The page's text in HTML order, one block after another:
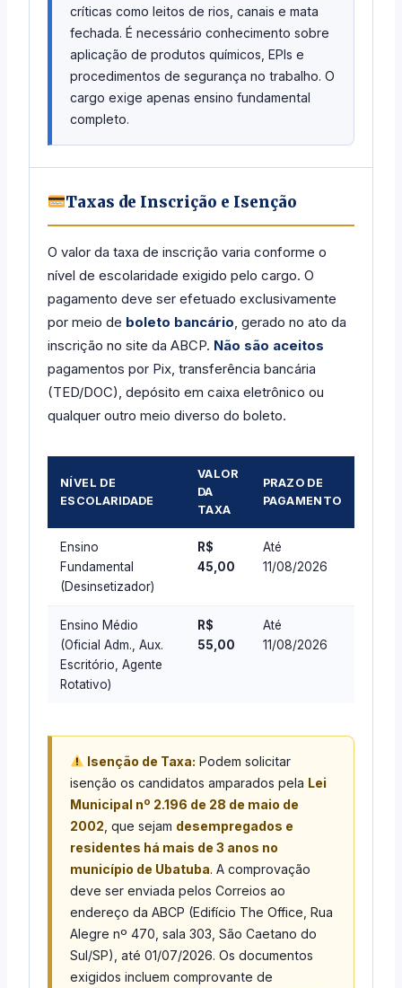
críticas como leitos de rios, canais e mata
fechada. É necessário conhecimento sobre
aplicação de produtos químicos, EPIs e
procedimentos de segurança no trabalho. O
cargo exige apenas ensino fundamental
completo.
Taxas de Inscrição e Isenção
O valor da taxa de inscrição varia conforme o
nível de escolaridade exigido pelo cargo. O
pagamento deve ser efetuado exclusivamente
por meio de boleto bancário, gerado no ato da
inscrição no site da ABCP. Não são aceitos
pagamentos por Pix, transferência bancária
(TED/DOC), depósito em caixa eletrônico ou
qualquer outro meio diverso do boleto.
NÍVEL DE
ESCOLARIDADE
VALOR
DA
TAXA
PRAZO DE
PAGAMENTO
Ensino
Fundamental
(Desinsetizador)
R$
45,00
Até
11/08/2026
Ensino Médio
(Oficial Adm., Aux.
Escritório, Agente
Rotativo)
R$
55,00
Até
11/08/2026
Isenção de Taxa: Podem solicitar
isenção os candidatos amparados pela Lei
Municipal nº 2.196 de 28 de maio de
2002 , que sejam desempregados e
residentes há mais de 3 anos no
município de Ubatuba. A comprovação
deve ser enviada pelos Correios ao
endereço da ABCP (Edifício The Office, Rua
Alegre nº 470, sala 303, São Caetano do
Sul/SP), até 01/07/2026. Os documentos
exigidos incluem comprovante de